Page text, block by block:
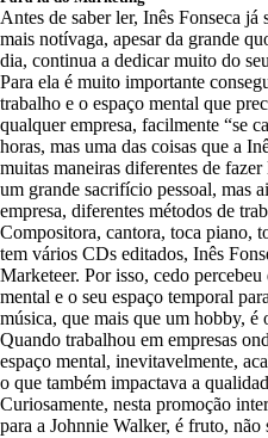
Antes de saber ler, Inês Fonseca já
mais notívaga, apesar da grande
dia, continua a dedicar muito do
Para ela é muito importante
trabalho e o espaço mental que
qualquer empresa, facilmente “se
horas, mas uma das coisas que a
muitas maneiras diferentes de
um grande sacrifício pessoal, mas
empresa, diferentes métodos de
Compositora, cantora, toca piano,
tem vários CDs editados, Inês
Marketeer. Por isso, cedo
mental e o seu espaço temporal
música, que mais que um hobby, é
Quando trabalhou em empresas
espaço mental, inevitavelmente,
o que também impactava a
Curiosamente, nesta promoção
para a Johnnie Walker, é fruto,